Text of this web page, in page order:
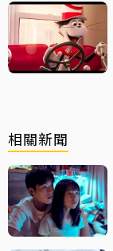
相關新聞